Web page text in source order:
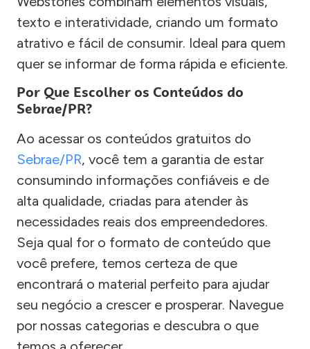
texto e interatividade, criando um formato
atrativo e fácil de consumir. Ideal para quem
quer se informar de forma rápida e eficiente.
Por Que Escolher os Conteúdos do
Sebrae/PR?
Ao acessar os conteúdos gratuitos do
Sebrae/PR, você tem a garantia de estar
consumindo informações confiáveis e de
alta qualidade, criadas para atender às
necessidades reais dos empreendedores.
Seja qual for o formato de conteúdo que
você prefere, temos certeza de que
encontrará o material perfeito para ajudar
seu negócio a crescer e prosperar. Navegue
por nossas categorias e descubra o que